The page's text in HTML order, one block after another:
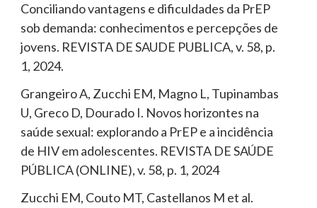
Conciliando vantagens e dificuldades da PrEP
sob demanda: conhecimentos e percepções de
jovens. REVISTA DE SAUDE PUBLICA, v. 58, p.
1, 2024.
Grangeiro A, Zucchi EM, Magno L, Tupinambas
U, Greco D, Dourado I. Novos horizontes na
saúde sexual: explorando a PrEP e a incidência
de HIV em adolescentes. REVISTA DE SAÚDE
PÚBLICA (ONLINE), v. 58, p. 1, 2024
Zucchi EM, Couto MT, Castellanos M et al.